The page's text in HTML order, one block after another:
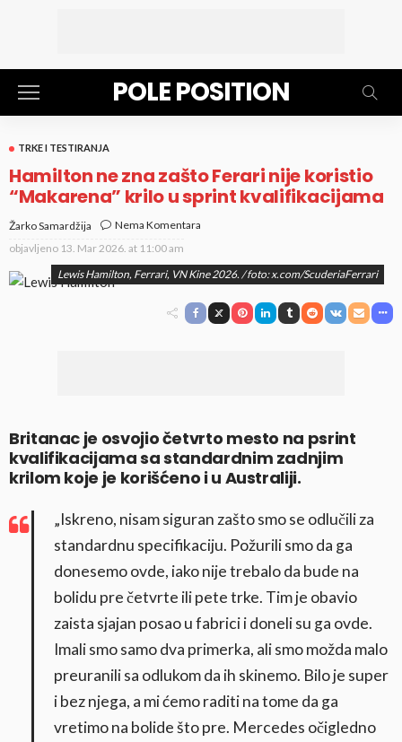
POLE POSITION
TRKE I TESTIRANJA
Hamilton ne zna zašto Ferari nije koristio
“Makarena” krilo u sprint kvalifikacijama
Žarko Samardžija
Nema Komentara
objavljeno 13. Mar 2026. at 11:00 am
Lewis Hamilton, Ferrari, VN Kine 2026. / foto: x.com/ScuderiaFerrari
Britanac je osvojio četvrto mesto na psrint
kvalifikacijama sa standardnim zadnjim
krilom koje je korišćeno i u Australiji.
„Iskreno, nisam siguran zašto smo se odlučili za
standardnu specifikaciju. Požurili smo da ga
donesemo ovde, iako nije trebalo da bude na
bolidu pre četvrte ili pete trke. Tim je obavio
zaista sjajan posao u fabrici i doneli su ga ovde.
Imali smo samo dva primerka, ali smo možda malo
preuranili sa odlukom da ih skinemo. Bilo je super
i bez njega, a mi ćemo raditi na tome da ga
vretimo na bolide što pre. Mercedes očigledno